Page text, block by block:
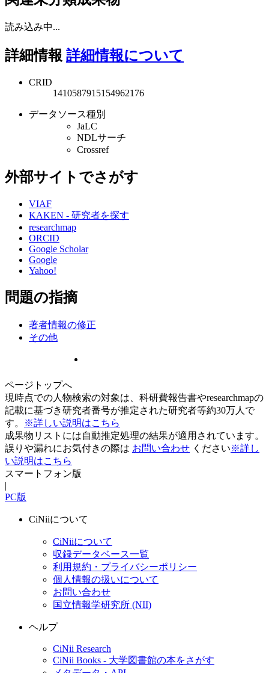
読み込み中...
詳細情報 詳細情報について
CRID
1410587915154962176
データソース種別
JaLC
NDLサーチ
Crossref
外部サイトでさがす
VIAF
KAKEN - 研究者を探す
researchmap
ORCID
Google Scholar
Google
Yahoo!
問題の指摘
著者情報の修正
その他
ページトップへ
現時点での人物検索の対象は、科研費報告書やresearchmapの
記載に基づき研究者番号が推定された研究者等約30万人で
す。
※詳しい説明はこちら
成果物リストには自動推定処理の結果が適用されています。
誤りや漏れにお気付きの際は お問い合わせ ください※詳し
い説明はこちら
スマートフォン版
|
PC版
CiNiiについて
CiNiiについて
収録データベース一覧
利用規約・プライバシーポリシー
個人情報の扱いについて
お問い合わせ
国立情報学研究所 (NII)
ヘルプ
CiNii Research
CiNii Books - 大学図書館の本をさがす